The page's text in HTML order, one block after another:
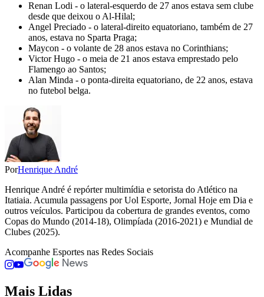
Renan Lodi - o lateral-esquerdo de 27 anos estava sem clube
desde que deixou o Al-Hilal;
Angel Preciado - o lateral-direito equatoriano, também de 27
anos, estava no Sparta Praga;
Maycon - o volante de 28 anos estava no Corinthians;
Victor Hugo - o meia de 21 anos estava emprestado pelo
Flamengo ao Santos;
Alan Minda - o ponta-direita equatoriano, de 22 anos, estava
no futebol belga.
PorHenrique André
Henrique André é repórter multimídia e setorista do Atlético na
Itatiaia. Acumula passagens por Uol Esporte, Jornal Hoje em Dia e
outros veículos. Participou da cobertura de grandes eventos, como
Copas do Mundo (2014-18), Olimpíada (2016-2021) e Mundial de
Clubes (2025).
Acompanhe Esportes nas Redes Sociais
Mais Lidas